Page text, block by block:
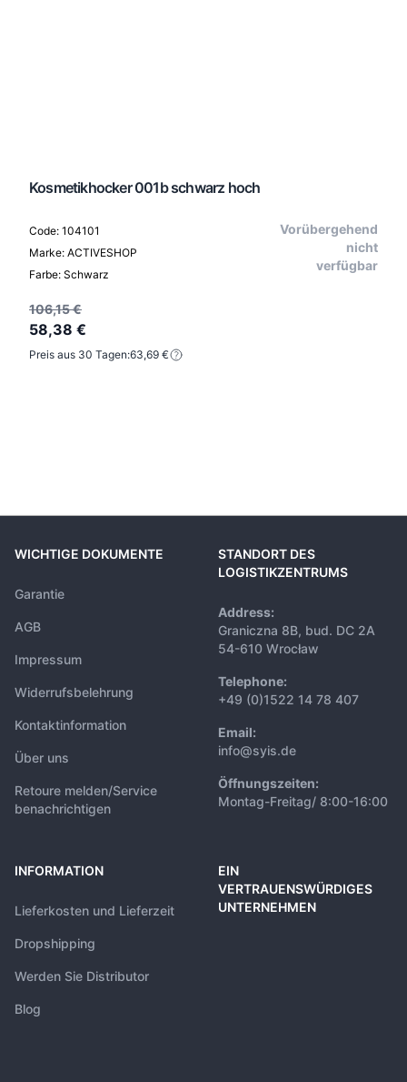
Kosmetikhocker 001b schwarz hoch
Code: 104101
Marke: ACTIVESHOP
Farbe: Schwarz
Vorübergehend
nicht
verfügbar
106,15 €
58,38 €
Preis aus 30 Tagen:63,69 €
WICHTIGE DOKUMENTE
Garantie
AGB
Impressum
Widerrufsbelehrung
Kontaktinformation
Über uns
Retoure melden/Service
benachrichtigen
STANDORT DES
LOGISTIKZENTRUMS
Address:
Graniczna 8B, bud. DC 2A
54-610 Wrocław
Telephone:
+49 (0)1522 14 78 407
Email:
info@syis.de
Öffnungszeiten:
Montag-Freitag/ 8:00-16:00
INFORMATION
Lieferkosten und Lieferzeit
Dropshipping
Werden Sie Distributor
Blog
EIN
VERTRAUENSWÜRDIGES
UNTERNEHMEN